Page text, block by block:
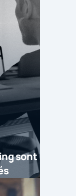
sont